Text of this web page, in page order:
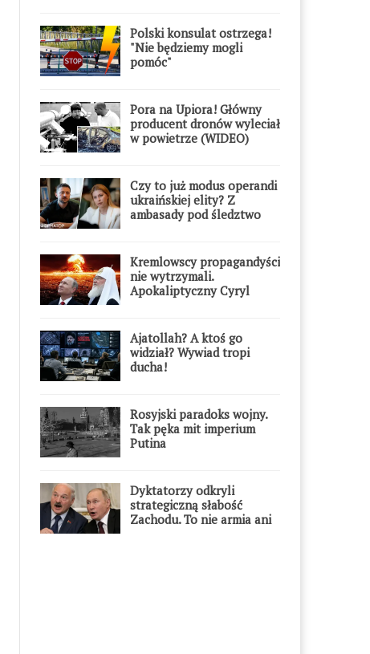
Polski konsulat ostrzega!
"Nie będziemy mogli
pomóc"
Pora na Upiora! Główny
producent dronów wyleciał
w powietrze (WIDEO)
Czy to już modus operandi
ukraińskiej elity? Z
ambasady pod śledztwo
Kremlowscy propagandyści
nie wytrzymali.
Apokaliptyczny Cyryl
Ajatollah? A ktoś go
widział? Wywiad tropi
ducha!
Rosyjski paradoks wojny.
Tak pęka mit imperium
Putina
Dyktatorzy odkryli
strategiczną słabość
Zachodu. To nie armia ani